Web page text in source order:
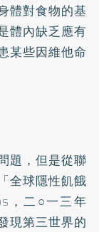
體對食物的基
體內缺乏應有
某些因維他命
題，但是從聯
全球隱性飢餓
，二○一三年
現第三世界的